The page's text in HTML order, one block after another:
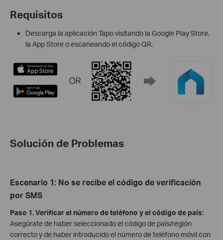
Requisitos
Descarga la aplicación Tapo visitando la Google Play Store,
la App Store o escaneando el código QR.
Solución de Problemas
Escenario 1: No se recibe el código de verificación
por SMS
Paso 1.Verificar el número de teléfono y el código de país:
Asegúrate de haber seleccionado el código de país/región
correcto y de haber introducido el número de teléfono móvil con